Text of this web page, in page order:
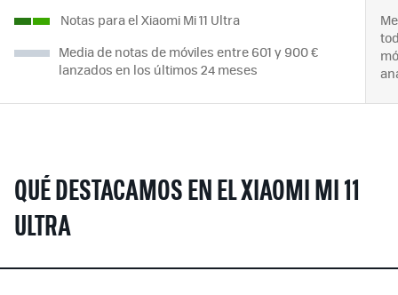
Notas para el Xiaomi Mi 11 Ultra
Media de notas de móviles entre 601 y 900 €
lanzados en los últimos 24 meses
QUÉ DESTACAMOS EN EL XIAOMI MI 11
ULTRA